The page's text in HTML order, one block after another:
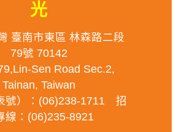
光
臺南市東區 林森路二段
79號 70142
Sen Road Sec.2,
Tainan, Taiwan
號）：(06)238-1711 招
線：(06)235-8921